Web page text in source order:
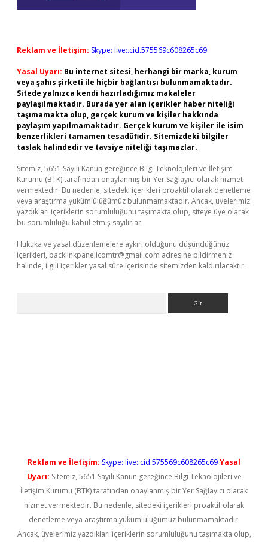
Reklam ve İletişim: Skype: live:.cid.575569c608265c69
Yasal Uyarı: Bu internet sitesi, herhangi bir marka, kurum
veya şahıs şirketi ile hiçbir bağlantısı bulunmamaktadır.
Sitede yalnızca kendi hazırladığımız makaleler
paylaşılmaktadır. Burada yer alan içerikler haber niteliği
taşımamakta olup, gerçek kurum ve kişiler hakkında
paylaşım yapılmamaktadır. Gerçek kurum ve kişiler ile isim
benzerlikleri tamamen tesadüfidir. Sitemizdeki bilgiler
taslak halindedir ve tavsiye niteliği taşımazlar.
Sitemiz, 5651 Sayılı Kanun gereğince Bilgi Teknolojileri ve İletişim
Kurumu (BTK) tarafından onaylanmış bir Yer Sağlayıcı olarak hizmet
vermektedir. Bu nedenle, sitedeki içerikleri proaktif olarak denetleme
veya araştırma yükümlülüğümüz bulunmamaktadır. Ancak, üyelerimiz
yazdıkları içeriklerin sorumluluğunu taşımakta olup, siteye üye olarak
bu sorumluluğu kabul etmiş sayılırlar.
Hukuka ve yasal düzenlemelere aykırı olduğunu düşündüğünüz
içerikleri, backlinkpanelicomtr@gmail.com adresine bildirmeniz
halinde, ilgili içerikler yasal süre içerisinde sitemizden kaldırılacaktır.
Reklam ve İletişim: Skype: live:.cid.575569c608265c69Yasal
Uyarı: Sitemiz, 5651 Sayılı Kanun gereğince Bilgi Teknolojileri ve
İletişim Kurumu (BTK) tarafından onaylanmış bir Yer Sağlayıcı olarak
hizmet vermektedir. Bu nedenle, sitedeki içerikleri proaktif olarak
denetleme veya araştırma yükümlülüğümüz bulunmamaktadır.
Ancak, üyelerimiz yazdıkları içeriklerin sorumluluğunu taşımakta olup,